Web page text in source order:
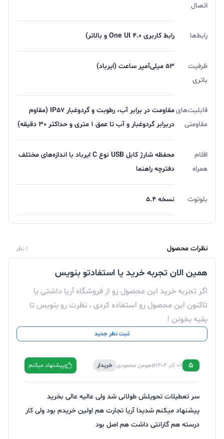
اتصال
رابط‌ها رابط کاربری One UI 4.0 و بالاتر)
ظرفیت
باتری
53 میلی‌آمپر ساعت (ایرباد)
قابلیت‌های
مقاومتی
مقاومت در برابر آب، رطوبت و گردوغبار IP57 (مقاوم
دربرابر گردوغبار و آب تا عمق 1 متری و حداکثر 30 دقیقه)
اقلام
همراه
محفظه شارژ کابل USB نوع C ایرباد با اندازه‌های مختلف
دفترچه راهنما
بلوتوث نسخه 5.4
نظرات محصول 1 نظر
همین الان تجربه خرید یا استفادتو بنویس
اگر تجربه خرید این محصول رو از فروشگاه آریا داشتی یا
تاکنون این محصول رو استفاده کردی ، نظرت رو بنویس تا
بقیه بخونن !
ثبت نظر جدید
5 08 آذر 1404 هومن محمودی خریدار پیشنهاد میکنم
سر تعطیلات تحویلش طولانی شد ولی عالیه عالی بخرید
پیشنهاد میکنم شدیدا آریا تجارت هم اولین خریدم بود ولی کار
درسته هم گارانتی داشت هم اصل بود